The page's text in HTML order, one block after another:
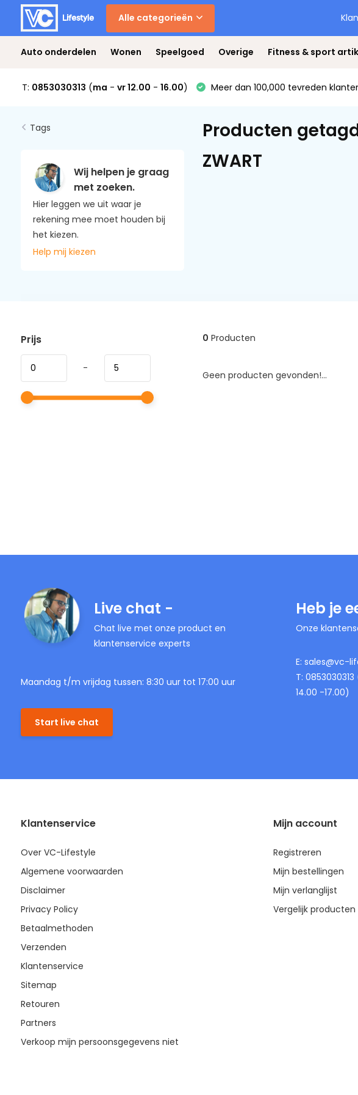
Alle categorieën
Auto onderdelen Wonen Speelgoed Overige Fitness & sport
T: 0853030313 (ma - vr 12.00 - 16.00) Meer dan 100,000 tevreden
Tags
Wij helpen je graag
met zoeken.
Hier leggen we uit waar je
rekening mee moet houden bij
het kiezen.
Help mij kiezen
Producten
ZWART
Prijs
-
0 Producten
Geen producten gevonden!...
Live chat -
Chat live met onze product en
klantenservice experts
Maandag t/m vrijdag tussen: 8:30 uur tot 17:00 uur
Start live chat
Heb je
Onze
E: sales@vc-
T:
14.00 -17.00)
Klantenservice
Over VC-Lifestyle
Algemene voorwaarden
Disclaimer
Privacy Policy
Betaalmethoden
Verzenden
Klantenservice
Sitemap
Retouren
Partners
Verkoop mijn persoonsgegevens niet
Mijn account
Registreren
Mijn bestellingen
Mijn verlanglijst
Vergelijk producten